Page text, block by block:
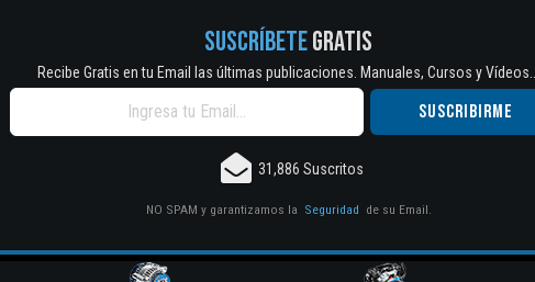
SUSCRÍBETEGRATIS
Recibe Gratis en tu Email las últimas publicaciones. Manuales, Cursos y
31,886 Suscritos
NO SPAM y garantizamos la Seguridad de su Email.